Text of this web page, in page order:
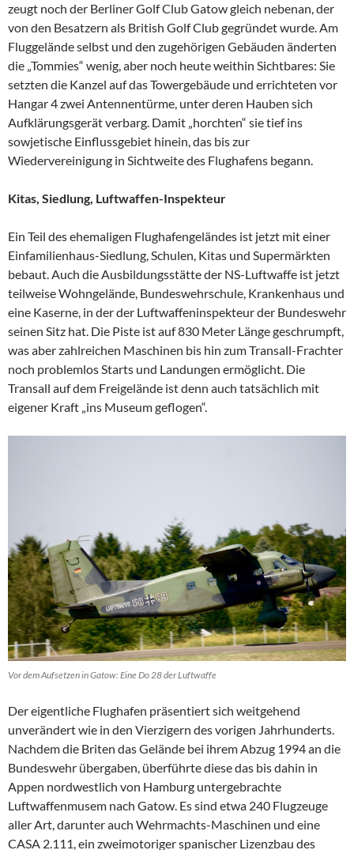
zeugt noch der Berliner Golf Club Gatow gleich nebenan, der
von den Besatzern als British Golf Club gegründet wurde. Am
Fluggelände selbst und den zugehörigen Gebäuden änderten
die „Tommies“ wenig, aber noch heute weithin Sichtbares: Sie
setzten die Kanzel auf das Towergebäude und errichteten vor
Hangar 4 zwei Antennentürme, unter deren Hauben sich
Aufklärungsgerät verbarg. Damit „horchten“ sie tief ins
sowjetische Einflussgebiet hinein, das bis zur
Wiedervereinigung in Sichtweite des Flughafens begann.
Kitas, Siedlung, Luftwaffen-Inspekteur
Ein Teil des ehemaligen Flughafengeländes ist jetzt mit einer
Einfamilienhaus-Siedlung, Schulen, Kitas und Supermärkten
bebaut. Auch die Ausbildungsstätte der NS-Luftwaffe ist jetzt
teilweise Wohngelände, Bundeswehrschule, Krankenhaus und
eine Kaserne, in der der Luftwaffeninspekteur der Bundeswehr
seinen Sitz hat. Die Piste ist auf 830 Meter Länge geschrumpft,
was aber zahlreichen Maschinen bis hin zum Transall-Frachter
noch problemlos Starts und Landungen ermöglicht. Die
Transall auf dem Freigelände ist denn auch tatsächlich mit
eigener Kraft „ins Museum geflogen“.
Vor dem Aufsetzen in Gatow: Eine Do 28 der Luftwaffe
Der eigentliche Flughafen präsentiert sich weitgehend
unverändert wie in den Vierzigern des vorigen Jahrhunderts.
Nachdem die Briten das Gelände bei ihrem Abzug 1994 an die
Bundeswehr übergaben, überführte diese das bis dahin in
Appen nordwestlich von Hamburg untergebrachte
Luftwaffenmusem nach Gatow. Es sind etwa 240 Flugzeuge
aller Art, darunter auch Wehrmachts-Maschinen und eine
CASA 2.111, ein zweimotoriger spanischer Lizenzbau des